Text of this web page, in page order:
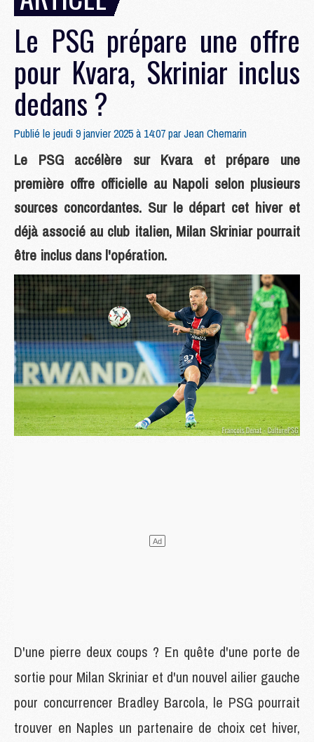
Le PSG prépare une offre
pour Kvara, Skriniar inclus
dedans ?
Publié le jeudi 9 janvier 2025 à 14:07 parJean Chemarin
Le PSG accélère sur Kvara et prépare une
première offre officielle au Napoli selon plusieurs
sources concordantes. Sur le départ cet hiver et
déjà associé au club italien, Milan Skriniar pourrait
être inclus dans l'opération.
D'une pierre deux coups ? En quête d'une porte de
sortie pour Milan Skriniar et d'un nouvel ailier gauche
pour concurrencer Bradley Barcola, le PSG pourrait
trouver en Naples un partenaire de choix cet hiver,